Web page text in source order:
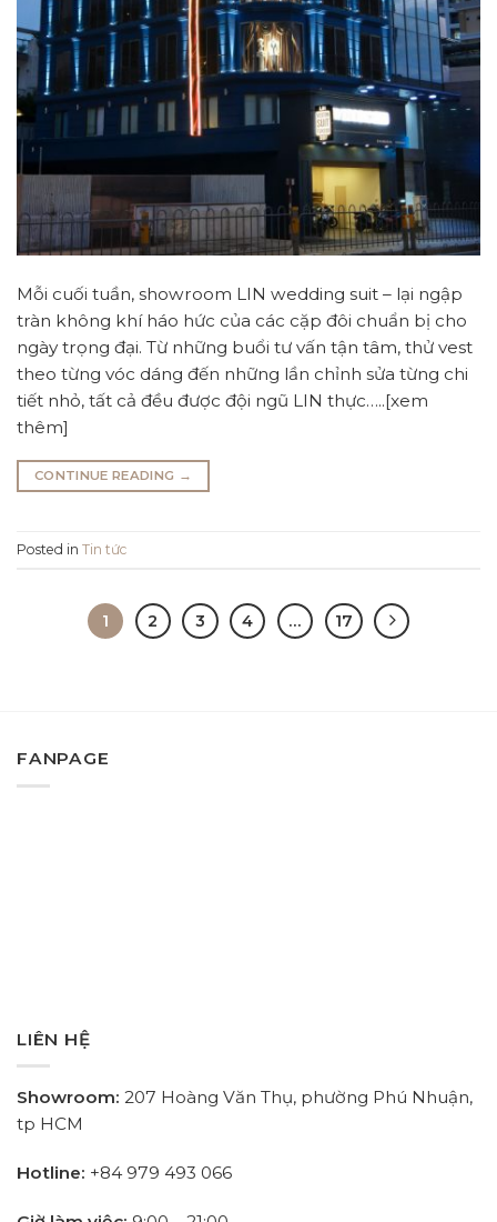
Mỗi cuối tuần, showroom LIN wedding suit – lại ngập
tràn không khí háo hức của các cặp đôi chuẩn bị cho
ngày trọng đại. Từ những buổi tư vấn tận tâm, thử vest
theo từng vóc dáng đến những lần chỉnh sửa từng chi
tiết nhỏ, tất cả đều được đội ngũ LIN thực…..[xem
thêm]
CONTINUE READING →
Posted in Tin tức
1 2 3 4 … 17
FANPAGE
LIÊN HỆ
Showroom: 207 Hoàng Văn Thụ, phường Phú Nhuận,
tp HCM
Hotline: +84 979 493 066